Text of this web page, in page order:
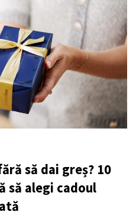
să dai greș? 10
să alegi cadoul